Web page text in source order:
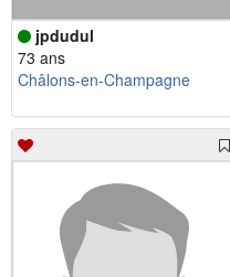
jpdudul
73 ans
Châlons-en-Champagne